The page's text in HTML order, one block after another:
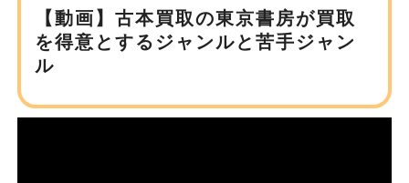
【動画】古本買取の東京書房が買取
を得意とするジャンルと苦手ジャン
ル